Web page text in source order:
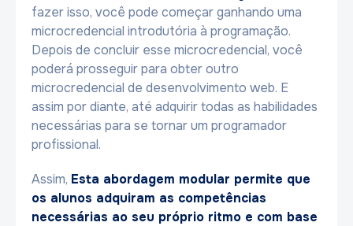
fazer isso, você pode começar ganhando uma
microcredencial introdutória à programação.
Depois de concluir esse microcredencial, você
poderá prosseguir para obter outro
microcredencial de desenvolvimento web. E
assim por diante, até adquirir todas as habilidades
necessárias para se tornar um programador
profissional.
Assim, Esta abordagem modular permite que
os alunos adquiram as competências
necessárias ao seu próprio ritmo e com base